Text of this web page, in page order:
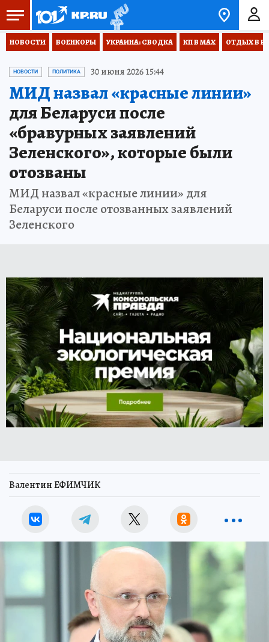
НОВОСТИ ВОЕНКОРЫ УКРАИНА: СВОДКА КП В МАХ ОТДЫХ В
НОВОСТИ ПОЛИТИКА 30 июня 2026 15:44
МИД назвал «красные линии»
для Беларуси после
«бравурных заявлений
Зеленского», которые были
отозваны
МИД назвал «красные линии» для
Беларуси после отозванных заявлений
Зеленского
Валентин ЕФИМЧИК